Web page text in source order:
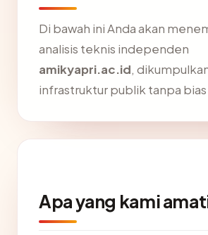
Di bawah ini Anda akan
analisis teknis independen
amikyapri.ac.id,
infrastruktur publik tanpa bias
Apa yang kami